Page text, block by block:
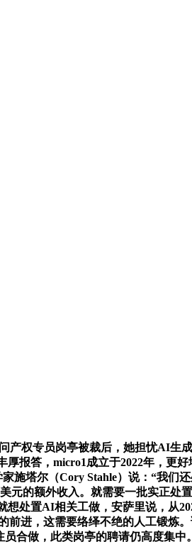
权专员岗亭被裁后，她担忧AI生
报答，micro1成立于2022年，更
塔尔（Cory Stahle）说：“我们
的额外收入。就需要一批实正处
处置AI相关工做，安萨里说，从
进，这需要络绎不绝的人工锻炼
合做，此类岗亭的聘请仍高度集中